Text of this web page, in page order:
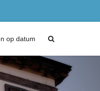
op datum